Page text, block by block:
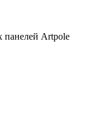
панелей Artpole